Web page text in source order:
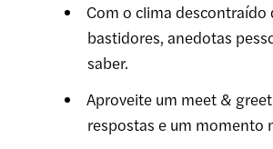
Com o clima
bastidores, anedotas
saber.
Aproveite um meet &
respostas e um momento